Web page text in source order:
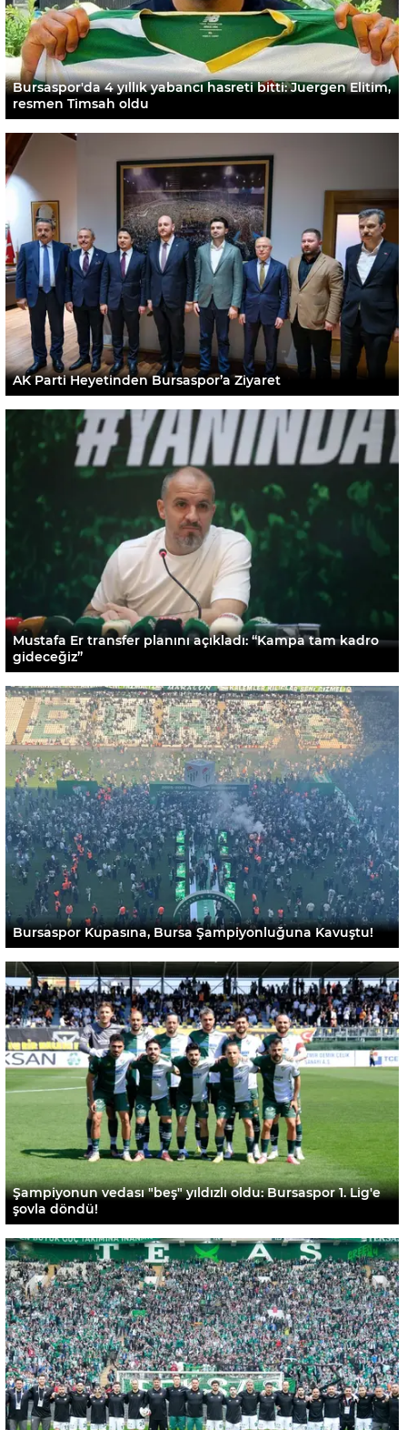
Bursaspor'da 4 yıllık yabancı hasreti bitti: Juergen Elitim,
resmen Timsah oldu
AK Parti Heyetinden Bursaspor’a Ziyaret
Mustafa Er transfer planını açıkladı: “Kampa tam kadro
gideceğiz”
Bursaspor Kupasına, Bursa Şampiyonluğuna Kavuştu!
Şampiyonun vedası "beş" yıldızlı oldu: Bursaspor 1. Lig'e
şovla döndü!